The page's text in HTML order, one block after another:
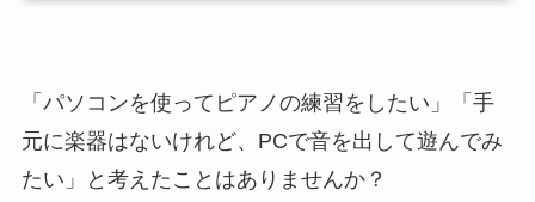
「パソコンを使ってピアノの練習をしたい」「手
元に楽器はないけれど、PCで音を出して遊んでみ
たい」と考えたことはありませんか？